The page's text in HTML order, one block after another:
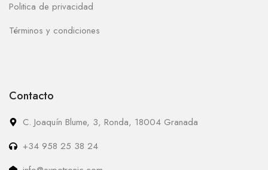
Politica de privacidad
Términos y condiciones
Contacto
C. Joaquín Blume, 3, Ronda, 18004 Granada
+34 958 25 38 24